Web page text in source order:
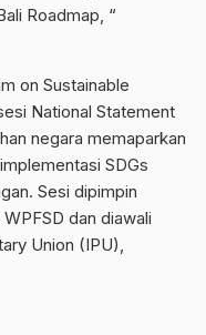
Roadmap, “
on Sustainable
National Statement
negara memaparkan
SDGs
Sesi dipimpin
dan diawali
Union (IPU),